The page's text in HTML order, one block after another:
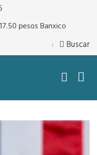
pesos Banxico
Buscar